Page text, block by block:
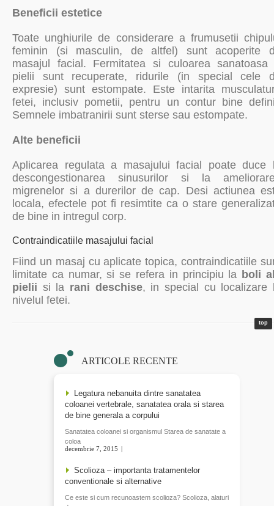
Beneficii estetice
Toate unghiurile de considerare a frumusetii
feminin (si masculin, de altfel) sunt acoperite
masajul facial. Fermitatea si culoarea sanatoasa
pielii sunt recuperate, ridurile (in special cele
expresie) sunt estompate. Este intarita
fetei, inclusiv pometii, pentru un contur bine
Semnele imbatranirii sunt sterse sau estompate.
Alte beneficii
Aplicarea regulata a masajului facial poate duce
descongestionarea sinusurilor si la
migrenelor si a durerilor de cap. Desi actiunea
locala, efectele pot fi resimtite ca o stare
de bine in intregul corp.
Contraindicatiile masajului facial
Fiind un masaj cu aplicate topica, contraindicatiile
limitate ca numar, si se refera in principiu la boli
pielii si la rani deschise, in special cu localizare
nivelul fetei.
top
ARTICOLE RECENTE
Legatura nebanuita dintre sanatatea
coloanei vertebrale, sanatatea orala si starea
de bine generala a corpului
Sanatatea coloanei si organismul Starea de sanatate a
coloa
decembrie 7, 2015
Scolioza – importanta tratamentelor
conventionale si alternative
Ce este si cum recunoastem scolioza? Scolioza, alaturi